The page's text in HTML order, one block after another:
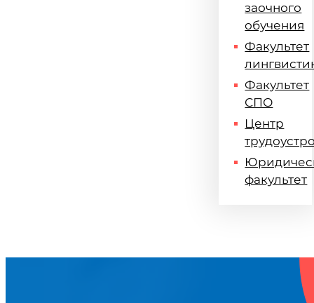
заочного
обучения
Факультет
Факультет
СПО
Центр
факультет